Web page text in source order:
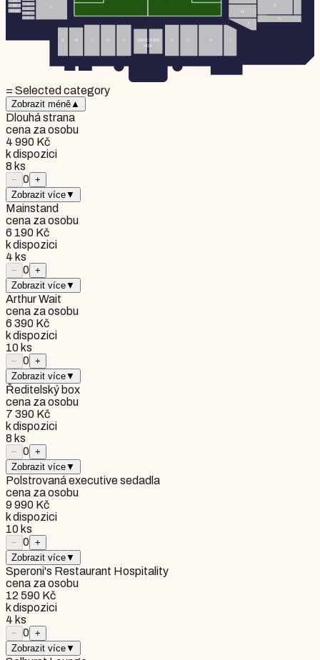
= Selected category
Zobrazit méně ▲
Dlouhá strana
cena za osobu
4 990 Kč
k dispozici
8 ks
− 0 +
Zobrazit více▼
Mainstand
cena za osobu
6 190 Kč
k dispozici
4 ks
− 0 +
Zobrazit více▼
Arthur Wait
cena za osobu
6 390 Kč
k dispozici
10 ks
− 0 +
Zobrazit více▼
Ředitelský box
cena za osobu
7 390 Kč
k dispozici
8 ks
− 0 +
Zobrazit více▼
Polstrovaná executive sedadla
cena za osobu
9 990 Kč
k dispozici
10 ks
− 0 +
Zobrazit více▼
Speroni's Restaurant Hospitality
cena za osobu
12 590 Kč
k dispozici
4 ks
− 0 +
Zobrazit více▼